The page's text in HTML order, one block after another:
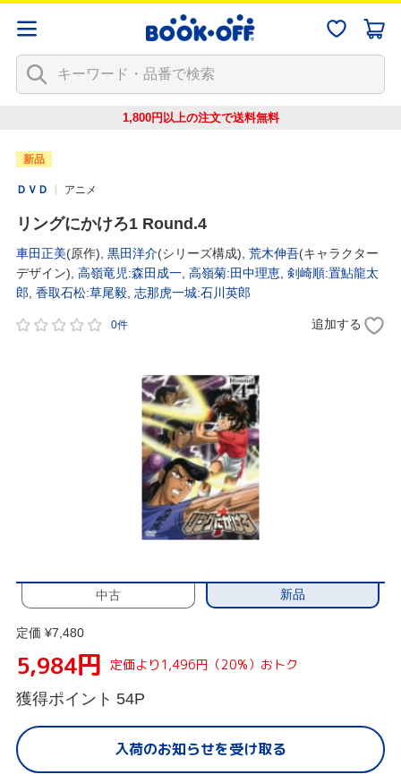
1,800円以上の注文で送料無料
新品
ＤＶＤ アニメ
リングにかけろ1 Round.4
車田正美(原作), 黒田洋介(シリーズ構成), 荒木伸吾(キャラクター
デザイン), 高嶺竜児:森田成一 高嶺菊:田中理恵 剣崎順:置鮎龍太
郎 香取石松:草尾毅 志那虎一城:石川英郎
0件 追加する
中古 新品
定価 ¥7,480
5,984円 定価より1,496円（20%）おトク
獲得ポイント 54P
入荷のお知らせを受け取る